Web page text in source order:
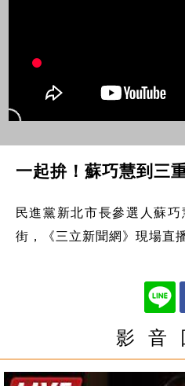
一起拚！蘇巧慧到三
民進黨新北市長參選人蘇
街，《三立新聞網》現場直播
影 音